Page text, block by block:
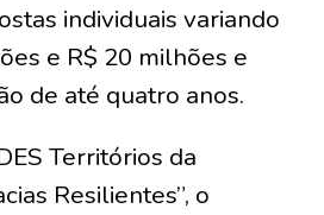
individuais variando
e R$ 20 milhões e
de até quatro anos.
Territórios da
Resilientes”, o